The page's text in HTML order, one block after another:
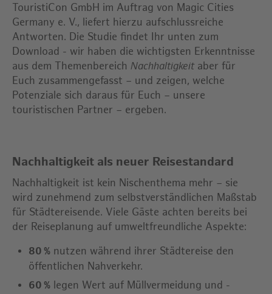
TouristiCon GmbH im Auftrag von Magic Cities
Germany e. V., liefert hierzu aufschlussreiche
Antworten. Die Studie findet Ihr unten zum
Download - wir haben die wichtigsten Erkenntnisse
aus dem Themenbereich Nachhaltigkeitaber für
Euch zusammengefasst – und zeigen, welche
Potenziale sich daraus für Euch – unsere
touristischen Partner – ergeben.
Nachhaltigkeit als neuer Reisestandard
Nachhaltigkeit ist kein Nischenthema mehr – sie
wird zunehmend zum selbstverständlichen Maßstab
für Städtereisende. Viele Gäste achten bereits bei
der Reiseplanung auf umweltfreundliche Aspekte:
80 % nutzen während ihrer Städtereise den
öffentlichen Nahverkehr.
60 % legen Wert auf Müllvermeidung und -